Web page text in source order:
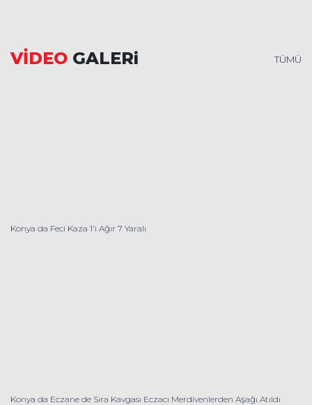
VİDEO GALERi TÜMÜ
Konya da Feci Kaza 1'i Ağır 7 Yaralı
Konya da Eczane de Sıra Kavgası Eczacı Merdivenlerden Aşağı Atıldı